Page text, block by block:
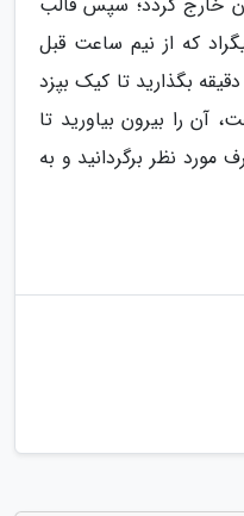
درجه سانتیگراد که از نیم ساعت قبل
گرم نموده اید، به مدت 55 تا 60 دقیقه بگذارید تا کیک بپزد
آن را بیرون بیاورید تا
نظر برگردانید و به